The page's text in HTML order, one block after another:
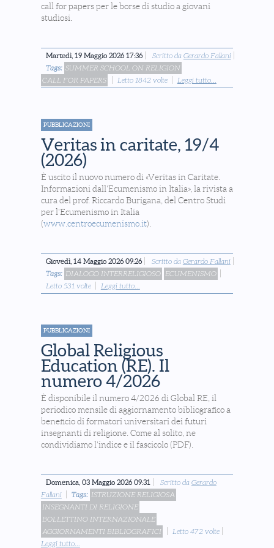
call for papers per le borse di studio a giovani
studiosi.
Martedì, 19 Maggio 2026 17:36 Scritto da Gerardo Fallani
Tags: SUMMER SCHOOL ON RELIGION
CALL FOR PAPERS
Letto 1842 volte Leggi tutto...
PUBBLICAZIONI
Veritas in caritate, 19/4
(2026)
È uscito il nuovo numero di «Veritas in Caritate.
Informazioni dall'Ecumenismo in Italia», la rivista a
cura del prof. Riccardo Burigana, del Centro Studi
per l'Ecumenismo in Italia
(www.centroecumenismo.it).
Giovedì, 14 Maggio 2026 09:26 Scritto da Gerardo Fallani
Tags: DIALOGO INTERRELIGIOSO
ECUMENISMO
Letto 531 volte
Leggi tutto...
PUBBLICAZIONI
Global Religious
Education (RE). Il
numero 4/2026
È disponibile il numero 4/2026 di Global RE, il
periodico mensile di aggiornamento bibliografico a
beneficio di formatori universitari dei futuri
insegnanti di religione. Come al solito, ne
condividiamo l'indice e il fascicolo (PDF).
Domenica, 03 Maggio 2026 09:31 Scritto da Gerardo
Fallani
Tags: ISTRUZIONE RELIGIOSA
INSEGNANTI DI RELIGIONE
BOLLETTINO INTERNAZIONALE
AGGIORNAMENTI BIBLIOGRAFICI
Letto 472 volte
Leggi tutto...